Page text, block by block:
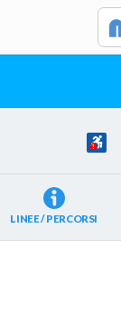
LINEE / PERCORSI